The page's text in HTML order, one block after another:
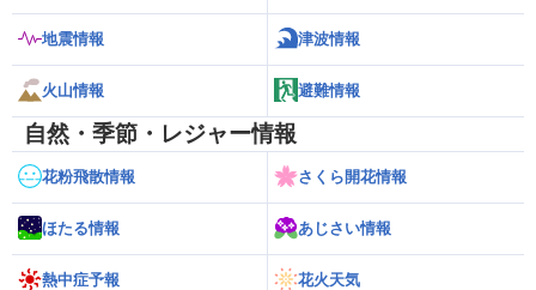
地震情報 津波情報
火山情報 避難情報
自然・季節・レジャー情報
花粉飛散情報 さくら開花情報
ほたる情報 あじさい情報
熱中症予報 花火天気